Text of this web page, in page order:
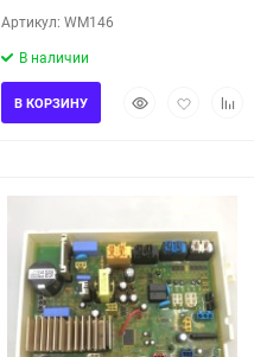
Артикул: WM146
В наличии
БыстрыйДобавить
В КОРЗИНУ